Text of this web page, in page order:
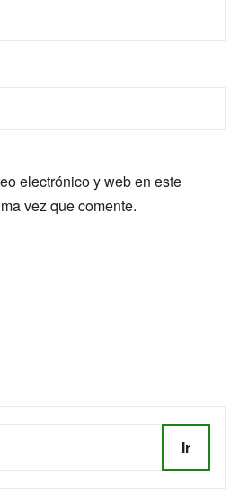
electrónico y web en este
vez que comente.
Ir